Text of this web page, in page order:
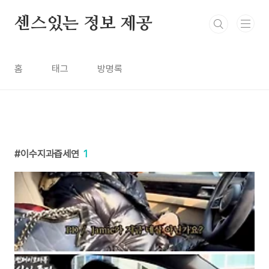
센스있는 정보 제공
홈 태그 방명록
이수지과즙세연 1